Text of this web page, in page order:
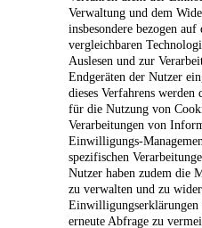
Verwaltung und dem
insbesondere bezogen
vergleichbaren
Auslesen und zur
Endgeräten der Nutzer
dieses Verfahrens
für die Nutzung von
Verarbeitungen von
Einwilligungs-
spezifischen
Nutzer haben zudem die
zu verwalten und zu
Einwilligungserklärungen
erneute Abfrage zu